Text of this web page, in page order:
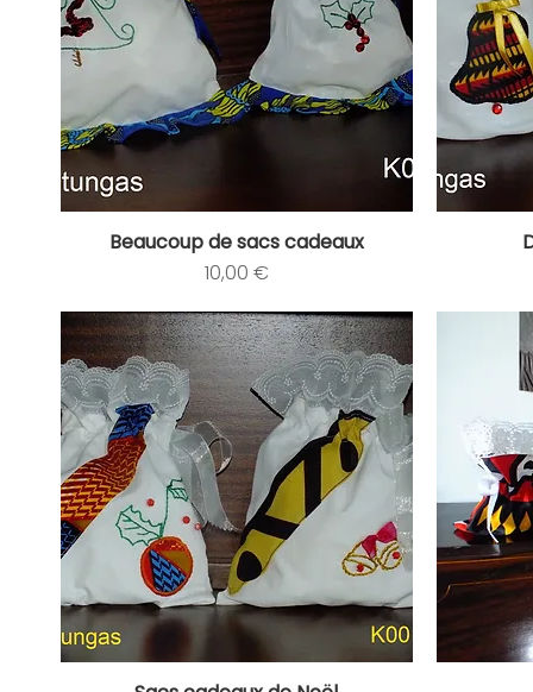
Aperçu rapide
Beaucoup de sacs cadeaux
Prix
10,00 €